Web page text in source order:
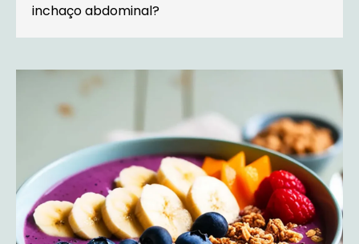
inchaço abdominal?